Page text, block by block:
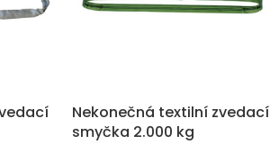
Nekonečná textilní zvedací
smyčka 2.000 kg